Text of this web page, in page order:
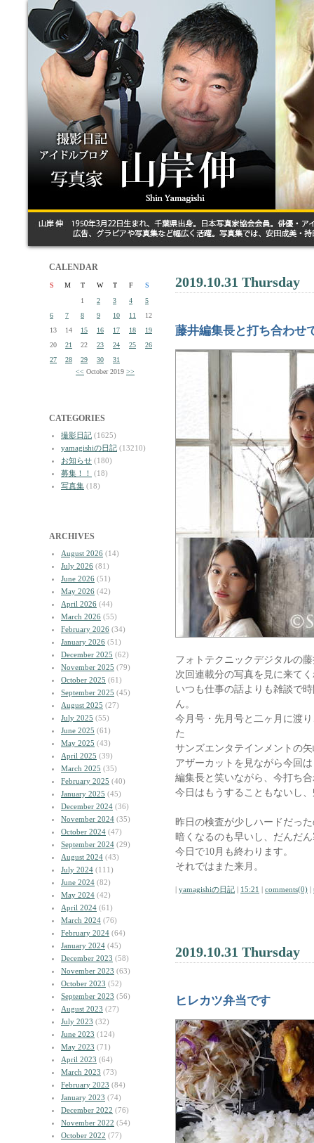
CALENDAR
S M T W T F
S
1
2 3 4
5
6
7 8 9 10 11
12
13
14 15 16 17 18
19
20
21 22 23 24 25
26
27
28 29 30
31
<< October 2019 >>
CATEGORIES
撮影日記 (1625)
yamagishiの日記 (13210)
お知らせ (180)
募集！！
(18)
写真集 (18)
ARCHIVES
August 2026 (14)
July 2026 (81)
June 2026 (51)
May 2026 (42)
April 2026 (44)
March 2026 (55)
February 2026 (34)
January 2026 (51)
December 2025 (62)
November 2025 (79)
October 2025 (61)
September 2025 (45)
August 2025 (27)
July 2025 (55)
June 2025 (61)
May 2025 (43)
April 2025 (39)
March 2025 (35)
February 2025 (40)
January 2025 (45)
December 2024 (36)
November 2024 (35)
October 2024 (47)
September 2024 (29)
August 2024 (43)
July 2024 (111)
June 2024 (82)
May 2024 (42)
April 2024 (61)
March 2024 (76)
February 2024 (64)
January 2024 (45)
December 2023 (58)
November 2023 (63)
October 2023 (52)
September 2023 (56)
August 2023 (27)
July 2023 (32)
June 2023 (124)
May 2023 (71)
April 2023 (64)
March 2023 (73)
February 2023 (84)
January 2023 (74)
December 2022 (76)
November 2022 (54)
October 2022 (77)
2019.10.31 Thursday
藤井編集長と打ち合わせ
フォトテクニックデジタルの
次回連載分の写真を見に来て
いつも仕事の話よりも雑談で
ん。
今月号・先月号と二ヶ月に渡
た
サンズエンタテインメントの
アザーカットを見ながら今回
編集長と笑いながら、今打ち
今日はもうすることもないし
昨日の検査が少しハードだっ
暗くなるのも早いし、だんだ
今日で10月も終わります。
それではまた来月。
| yamagishiの日記 | 15:21 | comments(0) |
2019.10.31 Thursday
ヒレカツ弁当です